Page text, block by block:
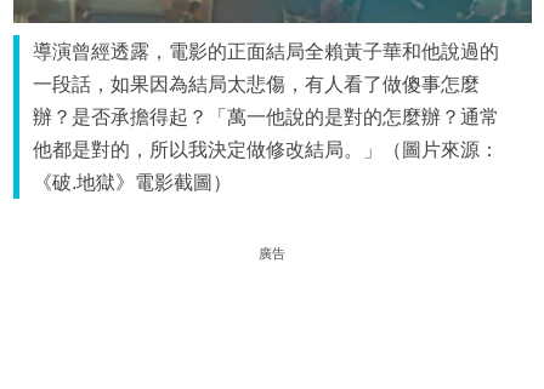
導演曾經透露，電影的正面結局全賴黃子華和他說過的
一段話，如果因為結局太悲傷，有人看了做傻事怎麼
辦？是否承擔得起？「萬一他說的是對的怎麼辦？通常
他都是對的，所以我決定做修改結局。」（圖片來源：
《破.地獄》電影截圖）
廣告